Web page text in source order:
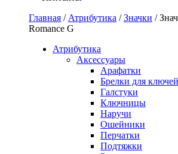
Главная / Атрибутика /Значки /
Romance G
Атрибутика
Аксессуары
Арафатки
Брелки для ключей
Галстуки
Ключницы
Наручи
Ошейники
Перчатки
Подтяжки